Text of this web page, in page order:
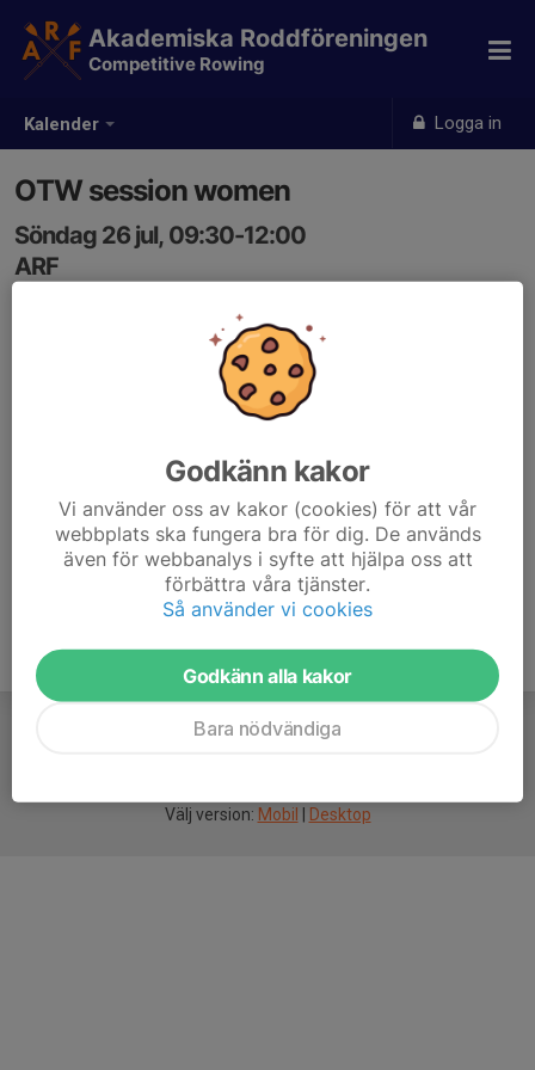
Kalender Logga in
Akademiska Roddföreningen
Competitive Rowing
OTW session women
Söndag 26 jul, 09:30-12:00
ARF
Välj version: Mobil Desktop
Godkänn kakor
Vi använder oss av kakor (cookies) för att vår
webbplats ska fungera bra för dig. De används
även för webbanalys i syfte att hjälpa oss att
förbättra våra tjänster.
Så använder vi cookies
Godkänn alla kakor
Bara nödvändiga